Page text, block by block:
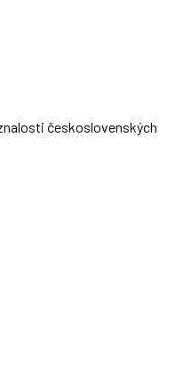
československých